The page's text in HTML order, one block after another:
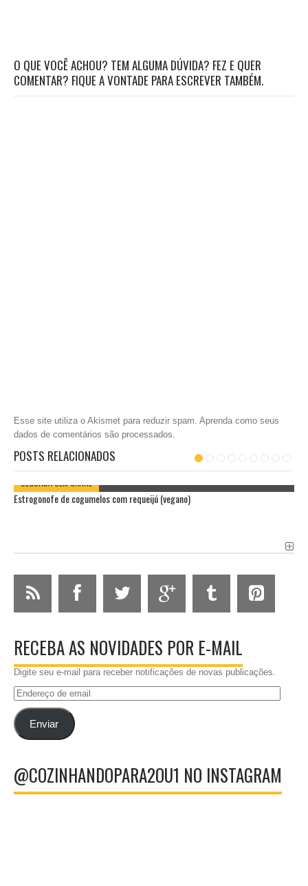
O QUE VOCÊ ACHOU? TEM ALGUMA DÚVIDA? FEZ E QUER
COMENTAR? FIQUE A VONTADE PARA ESCREVER TAMBÉM.
Esse site utiliza o Akismet para reduzir spam. Aprenda como seus
dados de comentários são processados
POSTS RELACIONADOS
SEGUNDA SEM CARNE
Estrogonofe de cogumelos com requeijú (vegano)
RECEBA AS NOVIDADES POR E-MAIL
Digite seu e-mail para receber notificações de novas publicações.
Endereço
emailEnviar
@COZINHANDOPARA2OU1 NO INSTAGRAM